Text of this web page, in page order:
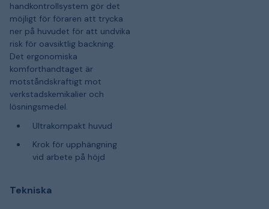
handkontrollsystem gör det
möjligt för föraren att trycka
ner på huvudet för att undvika
risk för oavsiktlig backning.
Det ergonomiska
komforthandtaget är
motståndskraftigt mot
verkstadskemikalier och
lösningsmedel.
Ultrakompakt huvud
Krok för upphängning
vid arbete på höjd
Tekniska